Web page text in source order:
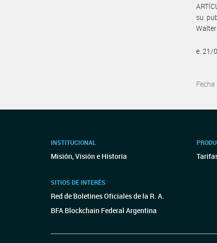
su
Walter
e. 21/
INSTITUCIONAL
Misión, Visión e Historia
SITIOS DE INTERÉS
Red de Boletines Oficiales de la R. A.
BFA Blockchain Federal Argentina